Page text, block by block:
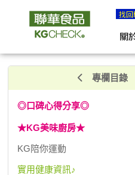
不只是表面癢&擤，是內在菌
找
關
專欄目錄
◎口碑心得分享◎
★KG美味廚房★
KG陪你運動
實用健康資訊♪